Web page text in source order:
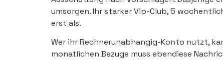
umsorgen. Ihr starker Vip-Club, 5
erst als.
Wer ihr Rechnerunabhangig-Konto nutzt,
monatlichen Bezuge muss ebendiese